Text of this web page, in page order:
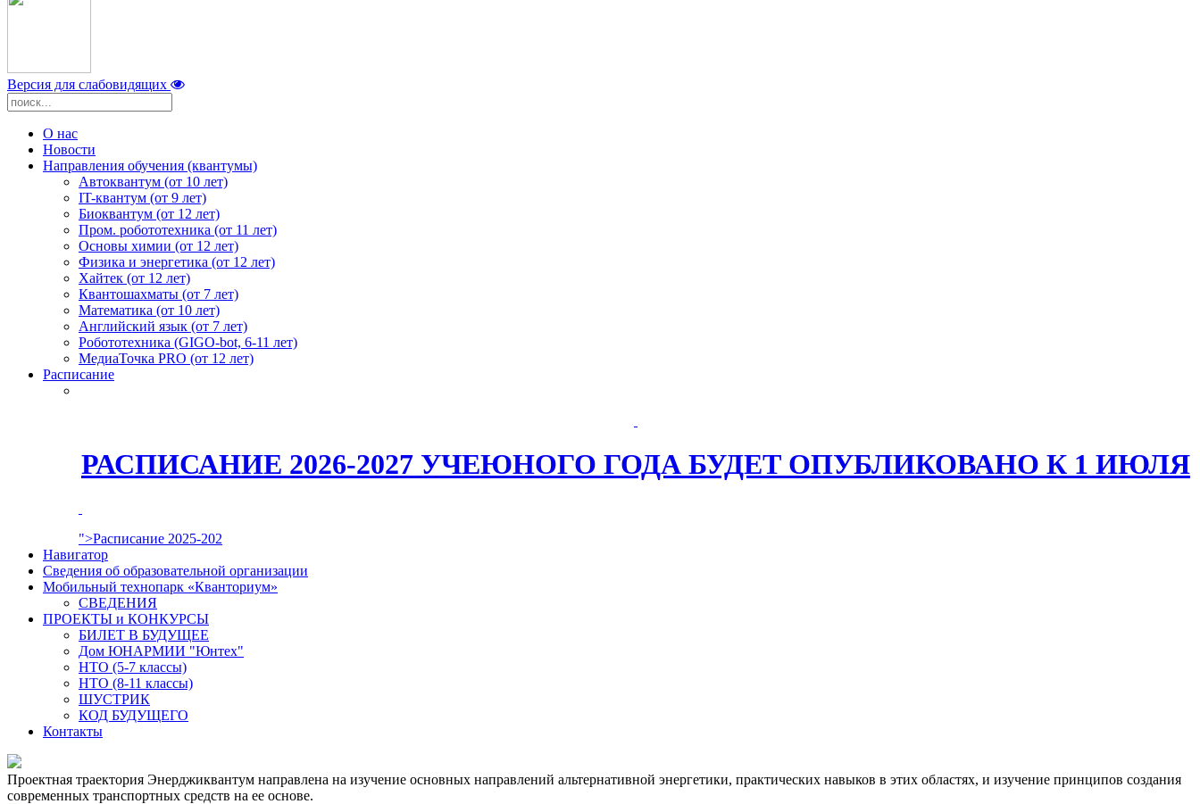
Версия для слабовидящих
О нас
Новости
Направления обучения (квантумы)
Автоквантум (от 10 лет)
IT-квантум (от 9 лет)
Биоквантум (от 12 лет)
Пром. робототехника (от 11 лет)
Основы химии (от 12 лет)
Физика и энергетика (от 12 лет)
Хайтек (от 12 лет)
Квантошахматы (от 7 лет)
Математика (от 10 лет)
Английский язык (от 7 лет)
Робототехника (GIGO-bot, 6-11 лет)
МедиаТочка PRO (от 12 лет)
Расписание
РАСПИСАНИЕ 2026-2027 УЧЕЮНОГО ГОДА БУДЕТ ОПУБЛИКОВАНО К 1 ИЮЛЯ
">Расписание 2025-202
Навигатор
Сведения об образовательной организации
Мобильный технопарк «Кванториум»
СВЕДЕНИЯ
ПРОЕКТЫ и КОНКУРСЫ
БИЛЕТ В БУДУЩЕЕ
Дом ЮНАРМИИ "Юнтех"
НТО (5-7 классы)
НТО (8-11 классы)
ШУСТРИК
КОД БУДУЩЕГО
Контакты
Проектная траектория Энерджиквантум направлена на изучение основных направлений альтернативной энергетики, практических навыков в этих областях, и изучение принципов создания
современных транспортных средств на ее основе.